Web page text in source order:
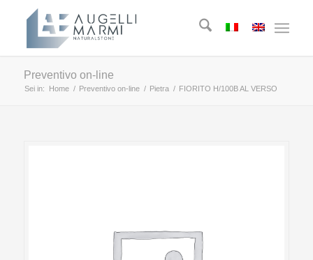
Preventivo on-line
Sei in: Home / Preventivo on-line / Pietra / FIORITO H/100B AL VERSO